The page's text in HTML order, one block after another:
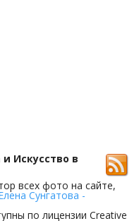
Искусство в
всех фото на сайте,
Сунгатова -
по лицензии Creative